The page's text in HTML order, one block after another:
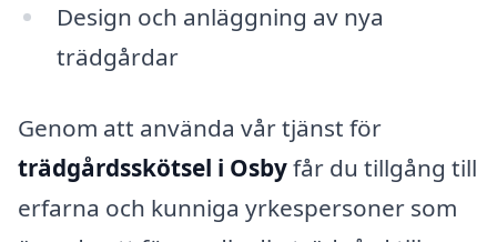
Design och anläggning av nya
trädgårdar
Genom att använda vår tjänst för
trädgårdsskötsel i Osbyfår du tillgång till
erfarna och kunniga yrkespersoner som